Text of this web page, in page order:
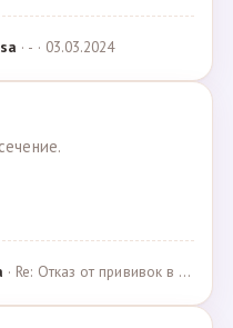
· - · 03.03.2024
· Re: Отказ от прививок в роддоме · 07.05.2022